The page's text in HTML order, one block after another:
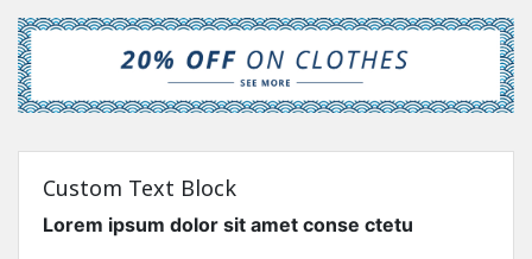
Custom Text Block
Lorem ipsum dolor sit amet conse ctetu